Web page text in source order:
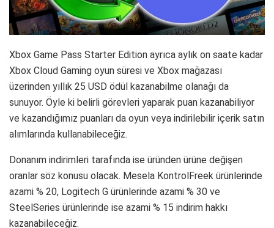
Xbox Game Pass Starter Edition ayrıca aylık on saate kadar
Xbox Cloud Gaming oyun süresi ve Xbox mağazası
üzerinden yıllık 25 USD ödül kazanabilme olanağı da
sunuyor. Öyle ki belirli görevleri yaparak puan kazanabiliyor
ve kazandığımız puanları da oyun veya indirilebilir içerik satın
alımlarında kullanabileceğiz.
Donanım indirimleri tarafında ise üründen ürüne değişen
oranlar söz konusu olacak. Mesela KontrolFreek ürünlerinde
azami % 20, Logitech G ürünlerinde azami % 30 ve
SteelSeries ürünlerinde ise azami % 15 indirim hakkı
kazanabileceğiz.